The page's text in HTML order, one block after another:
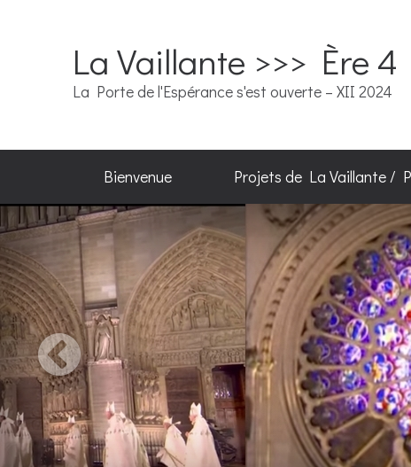
La Vaillante >>> Ère 4
La Porte de l'Espérance s'est ouverte – XII 2024
Bienvenue Projets de La Vaillante /